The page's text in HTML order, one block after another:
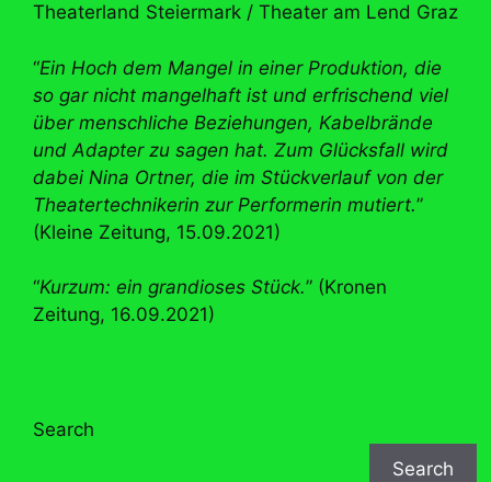
Theaterland Steiermark / Theater am Lend Graz
“Ein Hoch dem Mangel in einer Produktion, die
so gar nicht mangelhaft ist und erfrischend viel
über menschliche Beziehungen, Kabelbrände
und Adapter zu sagen hat. Zum Glücksfall wird
dabei Nina Ortner, die im Stückverlauf von der
Theatertechnikerin zur Performerin mutiert.”
(Kleine Zeitung, 15.09.2021)
“Kurzum: ein grandioses Stück.” (Kronen
Zeitung, 16.09.2021)
Search
Search